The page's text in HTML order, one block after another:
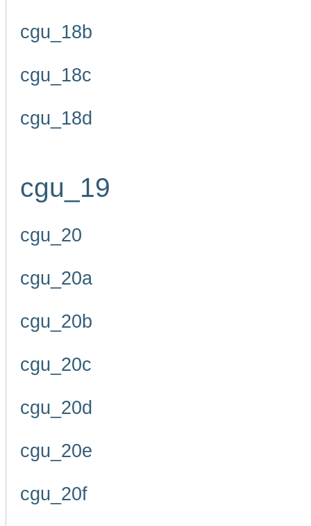
cgu_18b
cgu_18c
cgu_18d
cgu_19
cgu_20
cgu_20a
cgu_20b
cgu_20c
cgu_20d
cgu_20e
cgu_20f